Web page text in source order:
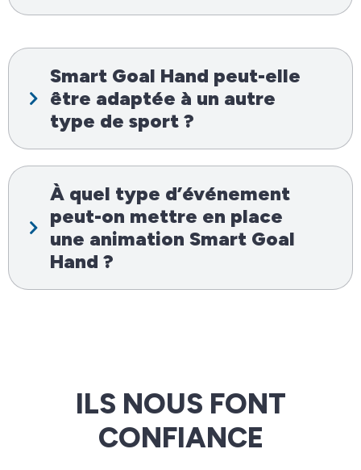
Smart Goal Hand peut-elle
être adaptée à un autre
type de sport ?
À quel type d’événement
peut-on mettre en place
une animation Smart Goal
Hand ?
ILS NOUS FONT
CONFIANCE